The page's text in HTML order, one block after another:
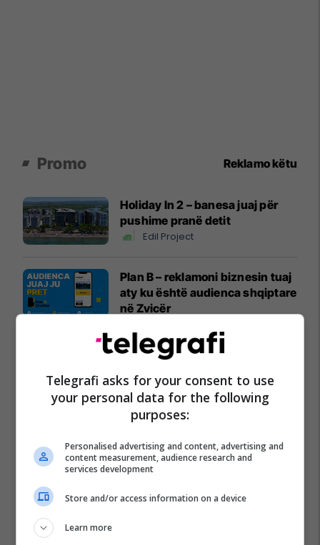
Promo Reklamo këtu
Holiday In 2 – banesa juaj për
pushime pranë detit
Edil Project
Plan B – reklamoni biznesin tuaj
aty ku është audienca shqiptare
në Zvicër
Sigurimi i biznesit me NOVATRA
Vermögensberatung AG
NOVATRA
thyen rekorde rajonale me
"Odisea"
Telegrafi asks for your consent to use
your personal data for the following
purposes:
Personalised advertising and content, advertising and
content measurement, audience research and
services development
Store and/or access information on a device
Learn more